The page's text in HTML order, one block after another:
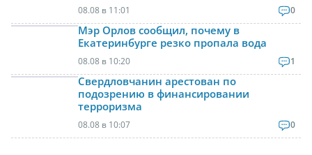
08.08 в 11:01 0
Мэр Орлов сообщил, почему в
Екатеринбурге резко пропала вода
08.08 в 10:20 1
Свердловчанин арестован по
подозрению в финансировании
терроризма
08.08 в 10:07 0